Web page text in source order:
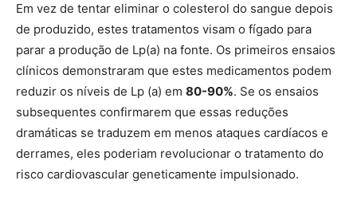
Em vez de tentar eliminar o colesterol do sangue depois
de produzido, estes tratamentos visam o fígado para
parar a produção de Lp(a) na fonte. Os primeiros ensaios
clínicos demonstraram que estes medicamentos podem
reduzir os níveis de Lp (a) em 80-90%. Se os ensaios
subsequentes confirmarem que essas reduções
dramáticas se traduzem em menos ataques cardíacos e
derrames, eles poderiam revolucionar o tratamento do
risco cardiovascular geneticamente impulsionado.